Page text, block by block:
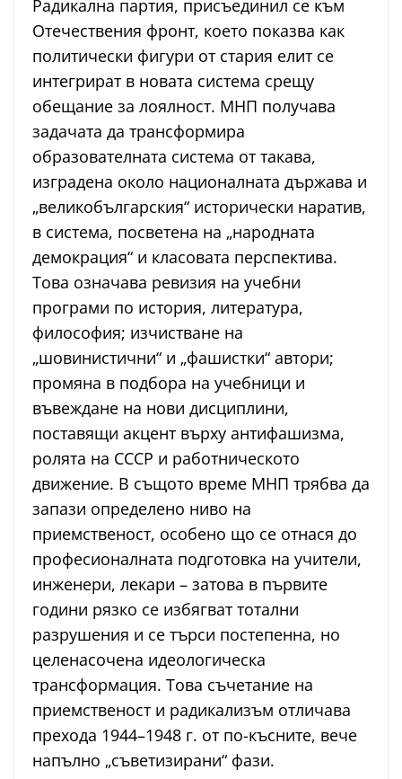
Радикална партия, присъединил се към
Отечествения фронт, което показва как
политически фигури от стария елит се
интегрират в новата система срещу
обещание за лоялност. МНП получава
задачата да трансформира
образователната система от такава,
изградена около националната държава и
„великобългарския“ исторически наратив,
в система, посветена на „народната
демокрация“ и класовата перспектива.
Това означава ревизия на учебни
програми по история, литература,
философия; изчистване на
„шовинистични“ и „фашистки“ автори;
промяна в подбора на учебници и
въвеждане на нови дисциплини,
поставящи акцент върху антифашизма,
ролята на СССР и работническото
движение. В същото време МНП трябва да
запази определено ниво на
приемственост, особено що се отнася до
професионалната подготовка на учители,
инженери, лекари – затова в първите
години рязко се избягват тотални
разрушения и се търси постепенна, но
целенасочена идеологическа
трансформация. Това съчетание на
приемственост и радикализъм отличава
прехода 1944–1948 г. от по-късните, вече
напълно „съветизирани“ фази.